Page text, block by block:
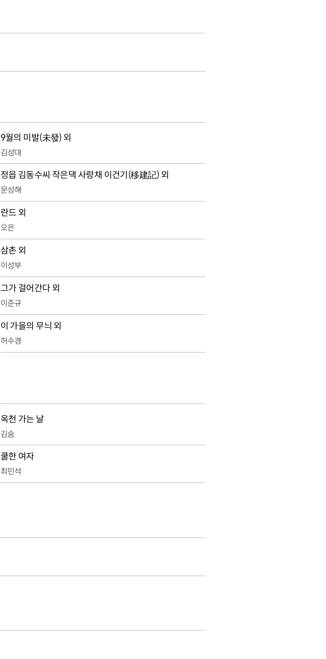
9월의 미발(未發) 외
김성대
정읍 김동수씨 작은댁 사랑채 이건기(移建記) 외
문성해
란드 외
오은
삼촌 외
이성부
그가 걸어간다 외
이준규
이 가을의 무늬 외
허수경
옥천 가는 날
김숨
쿨한 여자
최민석